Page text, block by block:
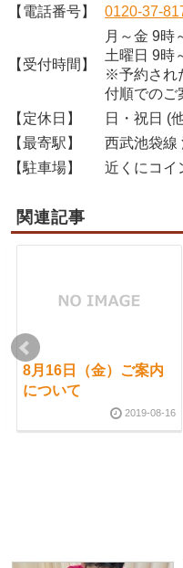
【電話番号】
0120-37-
【受付時間】
月～金 9時
土曜日 9時
※予約され
付順でのご
【定休日】
日・祝日 (
【最寄駅】
西武池袋線
【駐車場】
近くにコイ
関連記事
8月16日（金）ご案内
について
2019-08-16